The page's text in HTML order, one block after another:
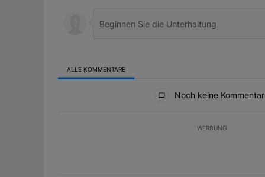
ALLE KOMMENTARE
Noch keine
WERBUNG